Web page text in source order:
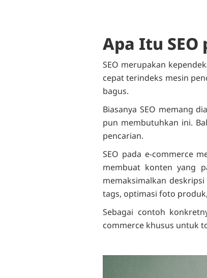
Apa Itu SEO
SEO merupakan
cepat terindeks mesin
bagus.
Biasanya SEO memang
pun membutuhkan ini.
pencarian.
SEO pada e-commerce
membuat konten yang
memaksimalkan
tags, optimasi foto
Sebagai contoh
commerce khusus untuk